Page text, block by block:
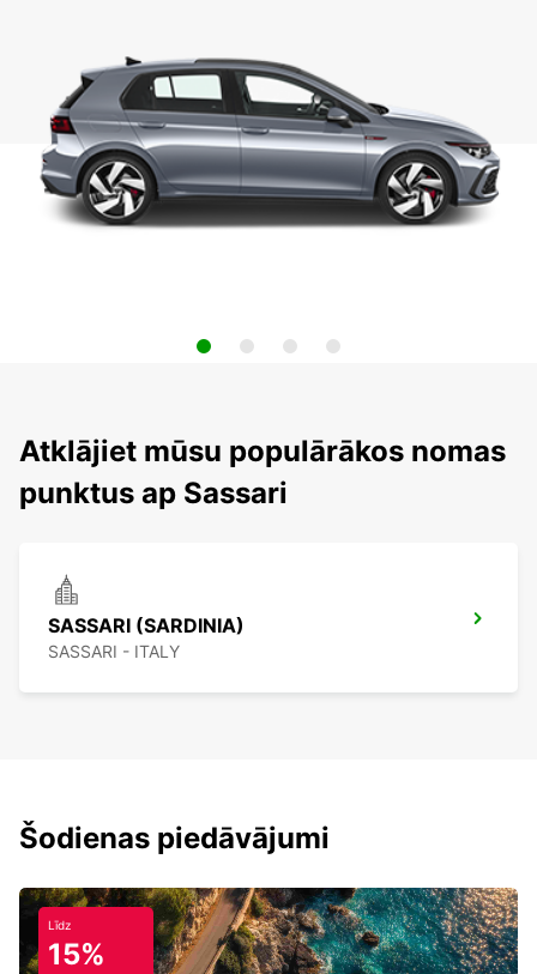
Atklājiet mūsu populārākos nomas
punktus ap Sassari
SASSARI (SARDINIA)
SASSARI - ITALY
Šodienas piedāvājumi
Līdz
15%